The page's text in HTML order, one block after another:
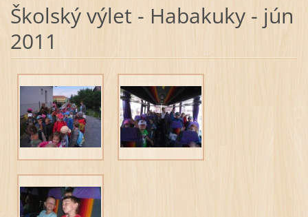
Školský výlet - Habakuky - jún
2011